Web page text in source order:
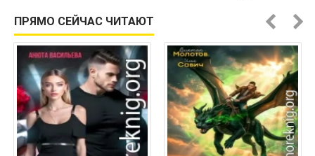
ПРЯМО СЕЙЧАС ЧИТАЮТ